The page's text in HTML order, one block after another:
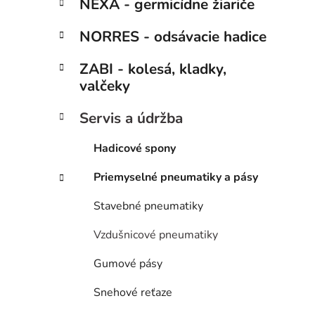
ý
a
n
e
ó
i
NEXA - germicídne žiariče
NORRES - odsávacie hadice
ZABI - kolesá, kladky,
valčeky
Servis a údržba
Hadicové spony
Priemyselné pneumatiky a pásy
Stavebné pneumatiky
Vzdušnicové pneumatiky
Gumové pásy
Snehové reťaze